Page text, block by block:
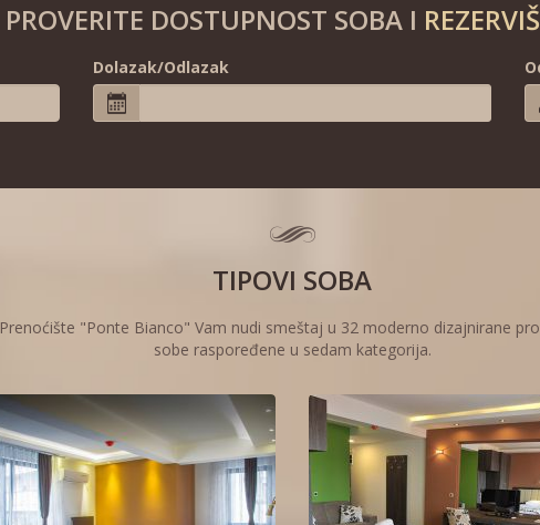
PROVERITE DOSTUPNOST SOBA I
Dolazak/Odlazak
TIPOVI SOBA
Prenoćište "Ponte Bianco" Vam nudi smeštaj u 32 moderno dizajnirane
sobe raspoređene u sedam kategorija.